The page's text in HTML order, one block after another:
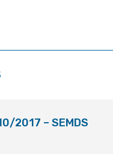
TERMO ADITIVO 010/2017 – SEMDS